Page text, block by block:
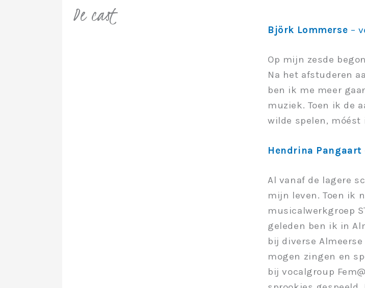
De cast
Björk Lommerse –
Op mijn zesde
Na het afstuderen
ben ik me meer
muziek. Toen ik de
wilde spelen,
Hendrina Pangaart
Al vanaf de lagere
mijn leven. Toen ik
musicalwerkgroep
geleden ben ik in
bij diverse
mogen zingen en
bij vocalgroup